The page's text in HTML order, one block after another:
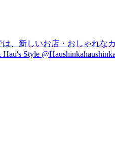
、新しいお店・おしゃれな
Style